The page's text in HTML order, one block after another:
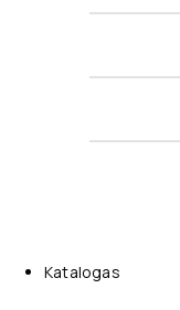
Katalogas